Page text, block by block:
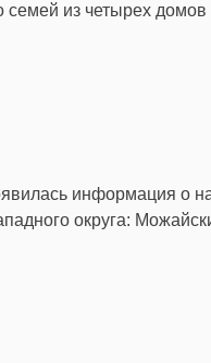
семей из четырех домов
информация о
округа: